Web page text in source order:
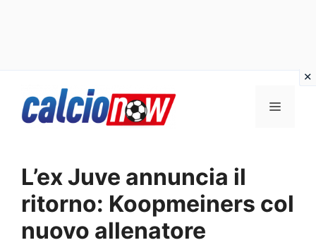
Menu
L’ex Juve annuncia il
ritorno: Koopmeiners col
nuovo allenatore